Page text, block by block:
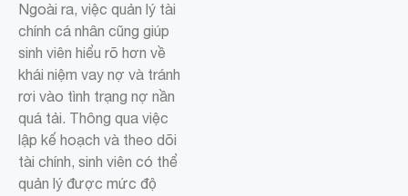
Ngoài ra, việc quản lý tài
chính cá nhân cũng giúp
sinh viên hiểu rõ hơn về
khái niệm vay nợ và tránh
rơi vào tình trạng nợ nần
quá tải. Thông qua việc
lập kế hoạch và theo dõi
tài chính, sinh viên có thể
quản lý được mức độ